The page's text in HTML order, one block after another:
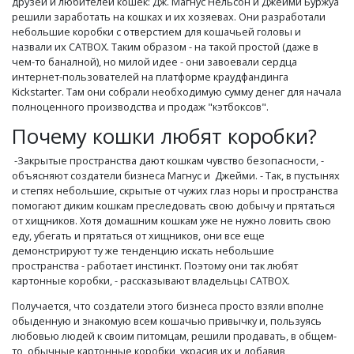
решили заработать на кошках и их хозяевах. Они разработали
небольшие коробки с отверстием для кошачьей головы и
назвали их CATBOX. Таким образом - на такой простой (даже в
чем-то баналной), но милой идее - они завоевали сердца
интернет-пользователей на платформе краудфандинга
Kickstarter. Там они собрали необходимую сумму денег для начала
полноценного производства и продаж "кэтбоксов".
Почему кошки любят коробки?
-Закрытые пространства дают кошкам чувство безопасности, -
объясняют создатели бизнеса Магнус и Джейми. - Так, в пустынях
и степях небольшие, скрытые от чужих глаз норы и пространства
помогают диким кошкам преследовать свою добычу и прятаться
от хищников. Хотя домашним кошкам уже не нужно ловить свою
еду, убегать и прятаться от хищников, они все еще
демонстрируют ту же тенденцию искать небольшие
пространства - работает инстинкт. Поэтому они так любят
картонные коробки, - рассказывают владельцы CATBOX.
Получается, что создатели этого бизнеса просто взяли вполне
обыденную и знакомую всем кошачью привычку и, пользуясь
любовью людей к своим питомцам, решили продавать, в общем-
то, обычные картонные коробки, украсив их и добавив